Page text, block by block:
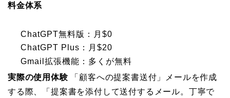
料金体系
ChatGPT無料版：月$0
ChatGPT Plus：月$20
Gmail拡張機能：多くが無料
実際の使用体験「顧客への提案書送付」メールを作成
する際、「提案書を添付して送付するメール。丁寧で